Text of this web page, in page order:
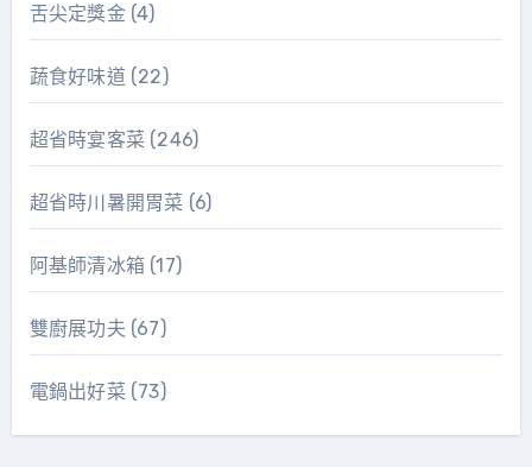
舌尖定獎金(4)
蔬食好味道 (22)
超省時宴客菜 (246)
超省時川暑開胃菜 (6)
阿基師清冰箱(17)
雙廚展功夫 (67)
電鍋出好菜 (73)